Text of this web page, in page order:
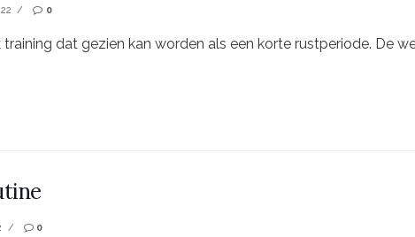
0
dat gezien kan worden als een korte rustperiode. De
0